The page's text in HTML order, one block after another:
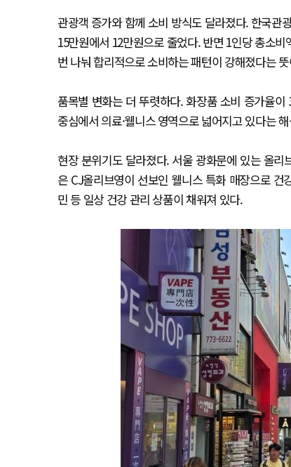
관광객 증가와 함께 소비 방식도 달라졌다. 한국관
15만원에서 12만원으로 줄었다. 반면 1인당 총소
번 나눠 합리적으로 소비하는 패턴이 강해졌다는
품목별 변화는 더 뚜렷하다. 화장품 소비 증가율
중심에서 의료·웰니스 영역으로 넓어지고 있다는
현장 분위기도 달라졌다. 서울 광화문에 있는 올
은 CJ올리브영이 선보인 웰니스 특화 매장으로
민 등 일상 건강 관리 상품이 채워져 있다.